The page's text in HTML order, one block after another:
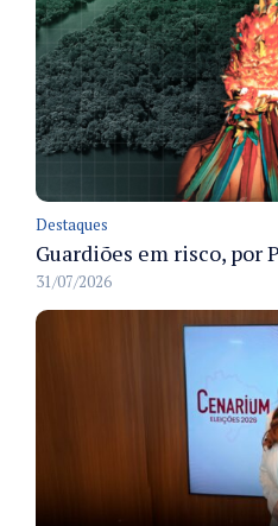
Destaques
Guardiões em risco, por
31/07/2026